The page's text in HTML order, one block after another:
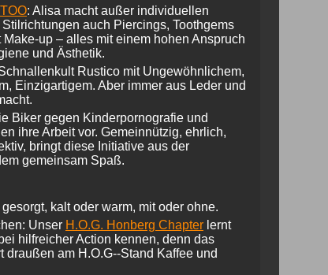
: Alisa macht außer individuellen
auch Piercings, Toothgems
Make-up – alles mit einem hohen Anspruch
und Ästhetik.
Rustico mit Ungewöhnlichem,
Einzigartigem. Aber immer aus Leder und
Biker gegen Kinderpornografie und
ihre Arbeit vor. Gemeinnützig, ehrlich,
bringt diese Initiative aus der
gemeinsam Spaß.
kalt oder warm, mit oder ohne.
Unser H.O.G. Honberg Chapter lernt
hilfreicher Action kennen, denn das
draußen am H.O.G--Stand Kaffee und